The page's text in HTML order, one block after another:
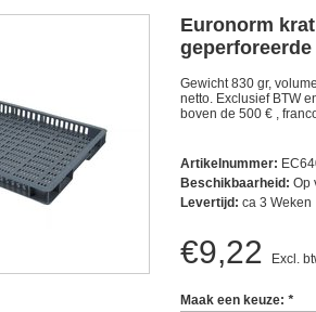
Euronorm
Gewicht 830 gr,
netto. Exclusief BTW
boven de 500 € ,
Artikelnummer:
Beschikbaarheid: Op
Levertijd: ca 3 Weken
€9,22 Excl.
Maak een keuze: *